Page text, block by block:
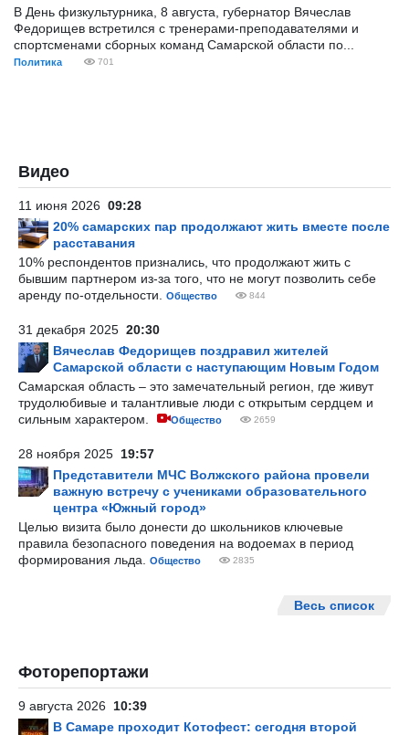
В День физкультурника, 8 августа, губернатор Вячеслав
Федорищев встретился с тренерами-преподавателями и
спортсменами сборных команд Самарской области по...
Политика 701
Видео
11 июня 2026 09:28
20% самарских пар продолжают жить вместе после
расставания
10% респондентов признались, что продолжают жить с
бывшим партнером из-за того, что не могут позволить себе
аренду по-отдельности.
Общество 844
31 декабря 2025 20:30
Вячеслав Федорищев поздравил жителей
Самарской области с наступающим Новым Годом
Самарская область – это замечательный регион, где живут
трудолюбивые и талантливые люди с открытым сердцем и
сильным характером.
Общество 2659
28 ноября 2025 19:57
Представители МЧС Волжского района провели
важную встречу с учениками образовательного
центра «Южный город»
Целью визита было донести до школьников ключевые
правила безопасного поведения на водоемах в период
формирования льда.
Общество 2835
Весь список
Фоторепортажи
9 августа 2026 10:39
В Самаре проходит Котофест: сегодня второй